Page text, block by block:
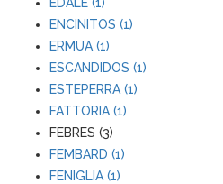
ENCINITOS (1)
ERMUA (1)
ESCANDIDOS (1)
ESTEPERRA (1)
FATTORIA (1)
FEBRES (3)
FEMBARD (1)
FENIGLIA (1)